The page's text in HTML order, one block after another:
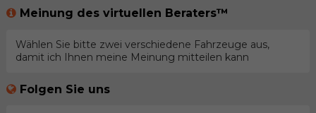
Meinung des virtuellen Beraters™
Wählen Sie bitte zwei verschiedene Fahrzeuge aus,
damit ich Ihnen meine Meinung mitteilen kann
Folgen Sie uns